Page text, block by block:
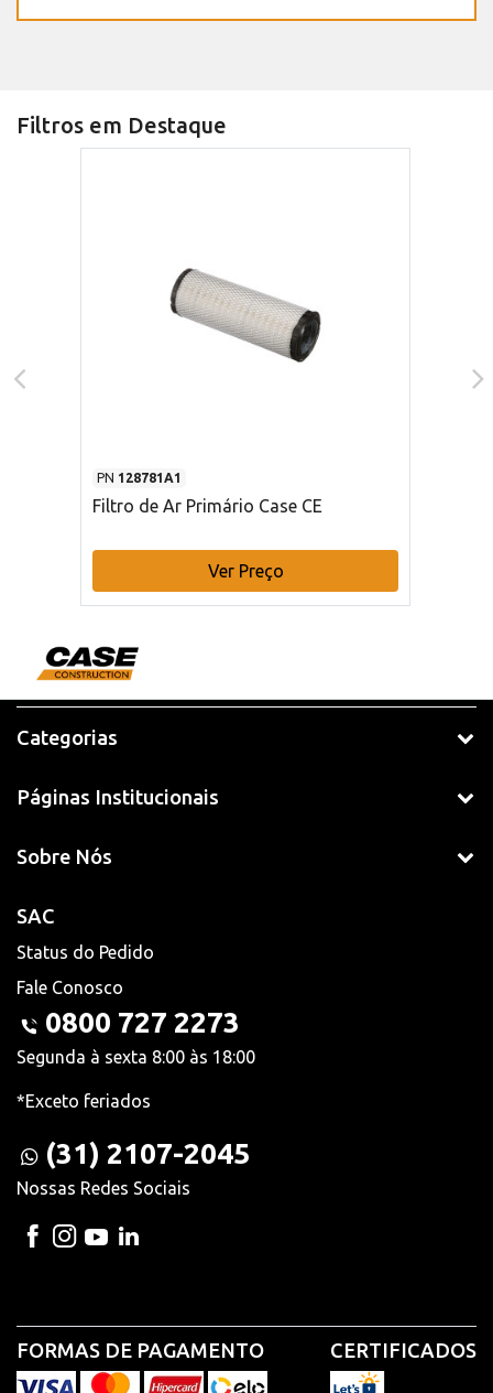
Filtros em Destaque
PN 128781A1
Filtro de Ar Primário Case CE
Ver Preço
Categorias
Páginas Institucionais
Sobre Nós
SAC
Status do Pedido
Fale Conosco
0800 727 2273
Segunda à sexta 8:00 às 18:00
*Exceto feriados
(31) 2107-2045
Nossas Redes Sociais
FORMAS DE PAGAMENTO CERTIFICADOS